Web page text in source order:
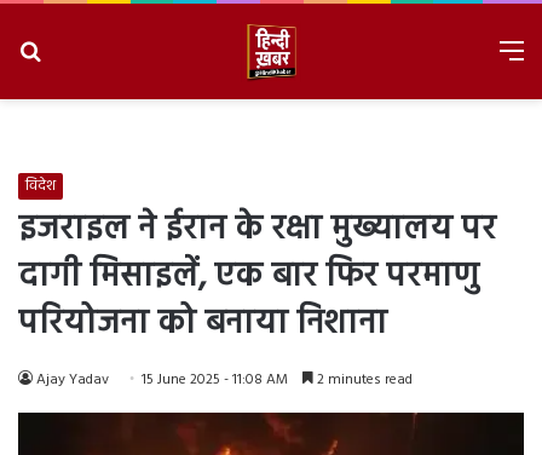
विदेश
इजराइल ने ईरान के रक्षा मुख्यालय पर
दागी मिसाइलें, एक बार फिर परमाणु
परियोजना को बनाया निशाना
Ajay Yadav 15 June 2025 - 11:08 AM 2 minutes read